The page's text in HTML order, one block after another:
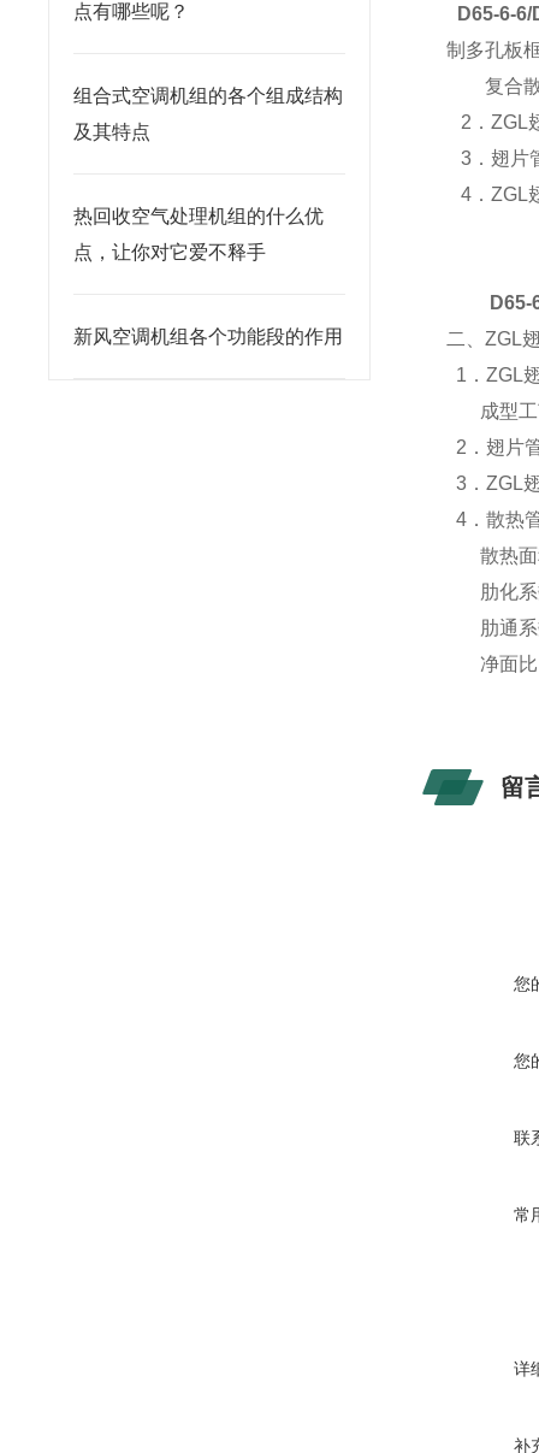
点有哪些呢？
组合式空调机组的各个组成结构
及其特点
热回收空气处理机组的什么优
点，让你对它爱不释手
新风空调机组各个功能段的作用
D65-6-
制多孔板
复合散
2．ZGL
3．翅片
4．ZGL
D65-
二、ZGL
1．ZGL
成型工
2．翅片
3．ZGL
4．散热
散热面
肋化系
肋通系
净面比
留
您
您
联
常
详
补